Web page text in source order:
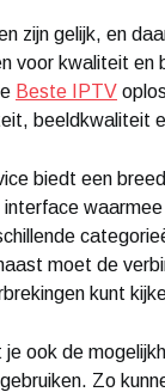
zijn gelijk, en
voor kwaliteit en
Beste IPTV
beeldkwaliteit
biedt een
moet de
kunt
ook de
Zo